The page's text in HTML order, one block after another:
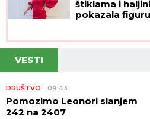
štiklama i
pokazala
VESTI
DRUŠTVO 09:43
Pomozimo Leonori slanjem
242 na 2407